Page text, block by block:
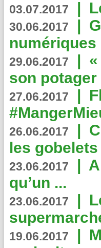
03.07.2017 |
30.06.2017 |
numériques
29.06.2017 |
son potager
27.06.2017 |
26.06.2017 |
les gobelets
23.06.2017 |
qu’un ...
23.06.2017 |
19.06.2017 |